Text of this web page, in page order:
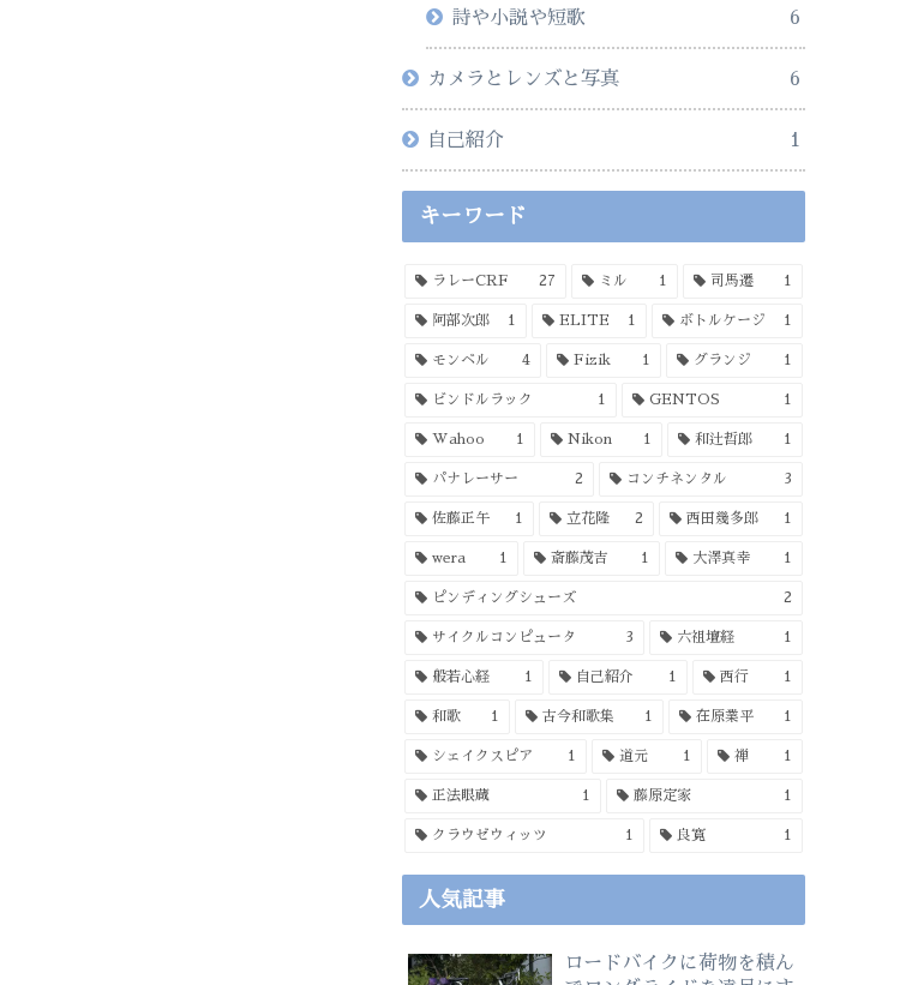
詩や小説や短歌 6
カメラとレンズと写真 6
自己紹介 1
キーワード
ラレーCRF 27 ミル 1 司馬遷 1
阿部次郎 1 ELITE 1 ボトルケージ 1
モンベル 4 Fizik 1 グランジ 1
ビンドルラック 1 GENTOS 1
Wahoo 1 Nikon 1 和辻哲郎 1
パナレーサー 2 コンチネンタル 3
佐藤正午 1 立花隆 2 西田幾多郎 1
wera 1 斎藤茂吉 1 大澤真幸 1
ピンディングシューズ 2
サイクルコンピュータ 3 六祖壇経 1
般若心経 1 自己紹介 1 西行 1
和歌 1 古今和歌集 1 在原業平 1
シェイクスピア 1 道元 1 禅 1
正法眼蔵 1 藤原定家 1
クラウゼウィッツ 1 良寛 1
人気記事
ロードバイクに荷物を積ん